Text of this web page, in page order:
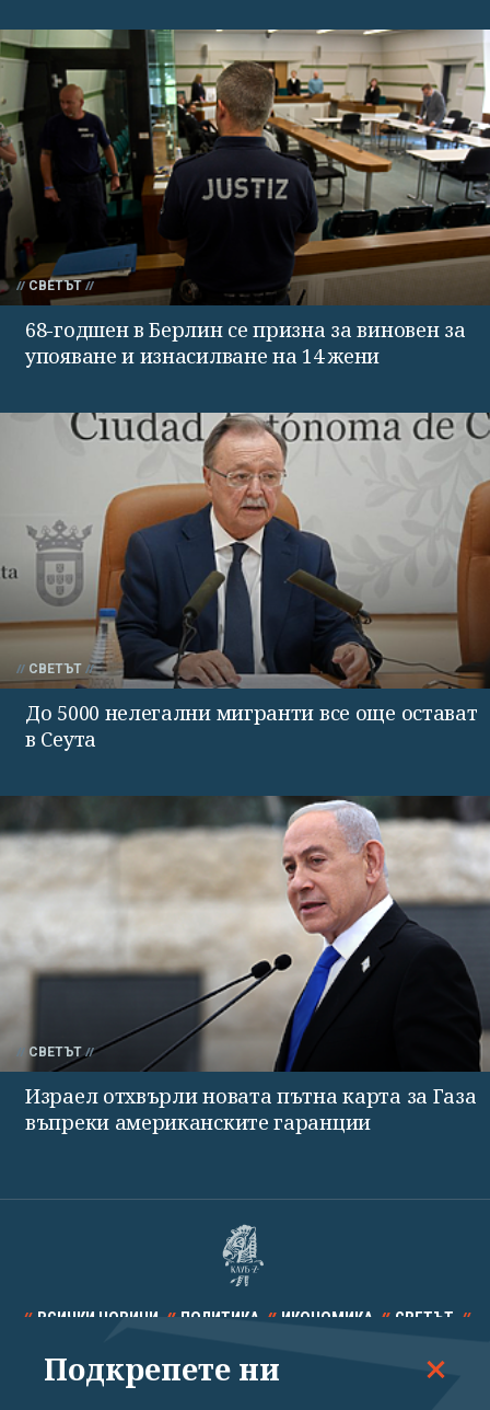
СВЕТЪТ
68-годшен в Берлин се призна за виновен за
упояване и изнасилване на 14 жени
СВЕТЪТ
До 5000 нелегални мигранти все още остават
в Сеута
СВЕТЪТ
Израел отхвърли новата пътна карта за Газа
въпреки американските гаранции
ВСИЧКИ НОВИНИ ПОЛИТИКА ИКОНОМИКА СВЕТЪТ
СПОРТ КУЛТУРА ТЕХНОЛОГИИ КАЛЕЙДОСКОП
Подкрепете ни